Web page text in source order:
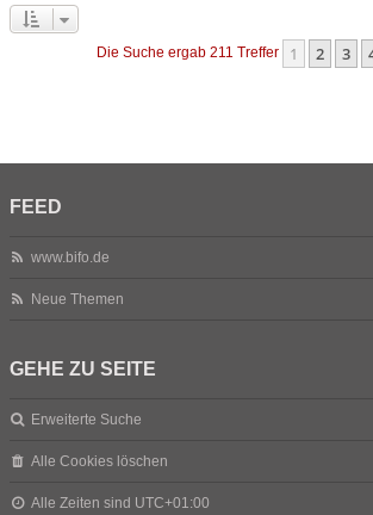
Die Suche ergab 211 Treffer 1 2 3
FEED
www.bifo.de
Neue Themen
GEHE ZU SEITE
Erweiterte Suche
Alle Cookies löschen
Alle Zeiten sind UTC+01:00